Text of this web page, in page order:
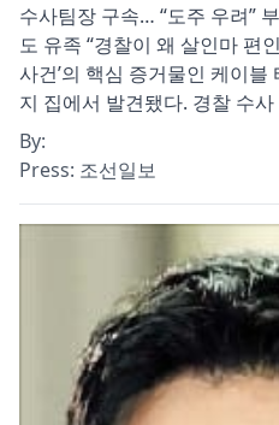
수사팀장 구속… “도주 우려”
도 유족 “경찰이 왜 살인마 편
사건’의 핵심 증거물인 케이
지 집에서 발견됐다. 경찰 수사
By:
Press: 조선일보